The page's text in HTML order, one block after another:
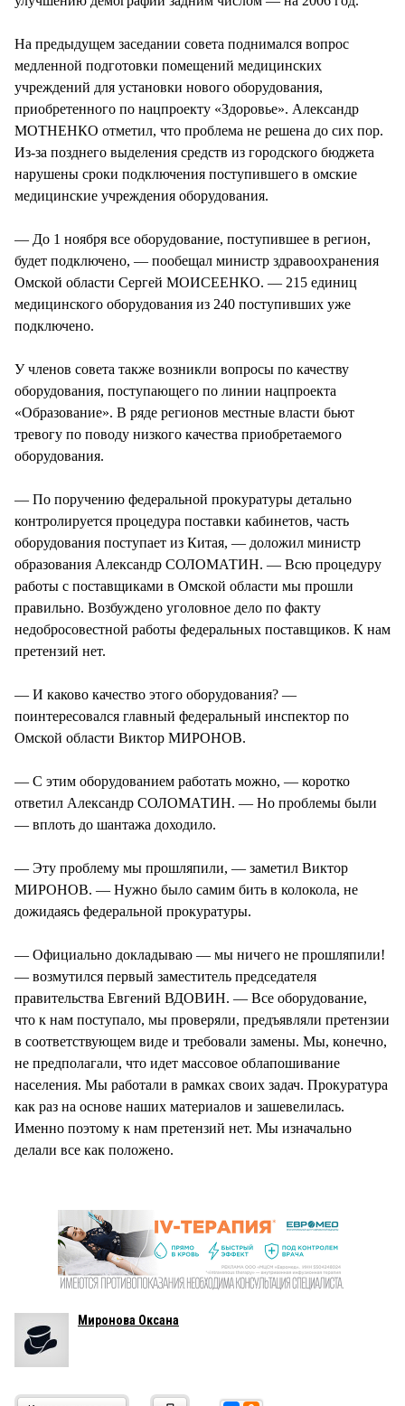
На предыдущем заседании совета поднимался вопрос
медленной подготовки помещений медицинских
учреждений для установки нового оборудования,
приобретенного по нацпроекту «Здоровье». Александр
МОТНЕНКО отметил, что проблема не решена до сих пор.
Из-за позднего выделения средств из городского бюджета
нарушены сроки подключения поступившего в омские
медицинские учреждения оборудования.
— До 1 ноября все оборудование, поступившее в регион,
будет подключено, — пообещал министр здравоохранения
Омской области Сергей МОИСЕЕНКО. — 215 единиц
медицинского оборудования из 240 поступивших уже
подключено.
У членов совета также возникли вопросы по качеству
оборудования, поступающего по линии нацпроекта
«Образование». В ряде регионов местные власти бьют
тревогу по поводу низкого качества приобретаемого
оборудования.
— По поручению федеральной прокуратуры детально
контролируется процедура поставки кабинетов, часть
оборудования поступает из Китая, — доложил министр
образования Александр СОЛОМАТИН. — Всю процедуру
работы с поставщиками в Омской области мы прошли
правильно. Возбуждено уголовное дело по факту
недобросовестной работы федеральных поставщиков. К нам
претензий нет.
— И каково качество этого оборудования? —
поинтересовался главный федеральный инспектор по
Омской области Виктор МИРОНОВ.
— С этим оборудованием работать можно, — коротко
ответил Александр СОЛОМАТИН. — Но проблемы были
— вплоть до шантажа доходило.
— Эту проблему мы прошляпили, — заметил Виктор
МИРОНОВ. — Нужно было самим бить в колокола, не
дожидаясь федеральной прокуратуры.
— Официально докладываю — мы ничего не прошляпили!
— возмутился первый заместитель председателя
правительства Евгений ВДОВИН. — Все оборудование,
что к нам поступало, мы проверяли, предъявляли претензии
в соответствующем виде и требовали замены. Мы, конечно,
не предполагали, что идет массовое облапошивание
населения. Мы работали в рамках своих задач. Прокуратура
как раз на основе наших материалов и зашевелилась.
Именно поэтому к нам претензий нет. Мы изначально
делали все как положено.
Миронова Оксана